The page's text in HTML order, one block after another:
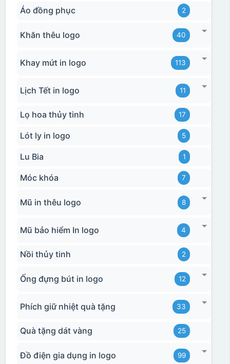
Áo đồng phục 2
Khăn thêu logo 40
Khay mứt in logo 113
Lịch Tết in logo 11
Lọ hoa thủy tinh 17
Lót ly in logo 5
Lu Bia 1
Móc khóa 7
Mũ in thêu logo 8
Mũ bảo hiểm In logo 4
Nồi thủy tinh 2
Ống đựng bút in logo 12
Phích giữ nhiệt quà tặng 33
Quà tặng dát vàng 25
Đồ điện gia dụng in logo 99